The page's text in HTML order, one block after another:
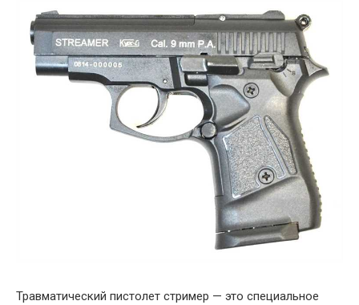
Травматический пистолет стример — это специальное